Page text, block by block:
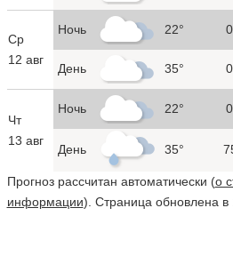
Ср
12 авг
Ночь 22° 0
День 35° 0
Чт
13 авг
Ночь 22° 0
День 35°
Прогноз рассчитан автоматически (о
информации). Страница обновлена